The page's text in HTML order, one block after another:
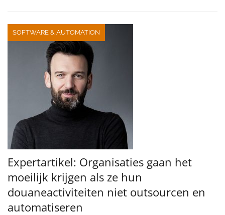
SOFTWARE & AUTOMATION
Expertartikel: Organisaties gaan het
moeilijk krijgen als ze hun
douaneactiviteiten niet outsourcen en
automatiseren